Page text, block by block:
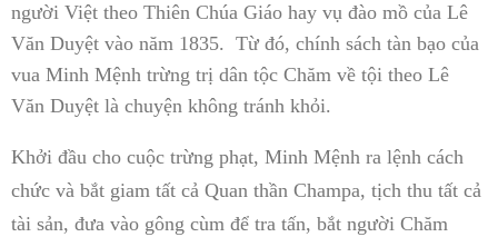
người Việt theo Thiên Chúa Giáo hay vụ đào mồ của Lê
Văn Duyệt vào năm 1835. Từ đó, chính sách tàn bạo của
vua Minh Mệnh trừng trị dân tộc Chăm về tội theo Lê
Văn Duyệt là chuyện không tránh khỏi.
Khởi đầu cho cuộc trừng phạt, Minh Mệnh ra lệnh cách
chức và bắt giam tất cả Quan thần Champa, tịch thu tất cả
tài sản, đưa vào gông cùm để tra tấn, bắt người Chăm